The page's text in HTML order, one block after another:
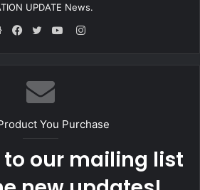
UPDATE News.
Instagram
You Purchase
to our mailing list